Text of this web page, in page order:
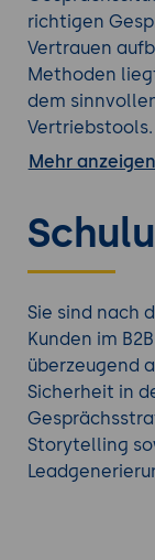
richtigen
Vertrauen
Methoden
dem
Souveränität
Seminar
umsetzbaren
Mehr anzeigen
Sie sind nach
Kunden im
überzeugend
Sicherheit in
Storytelling